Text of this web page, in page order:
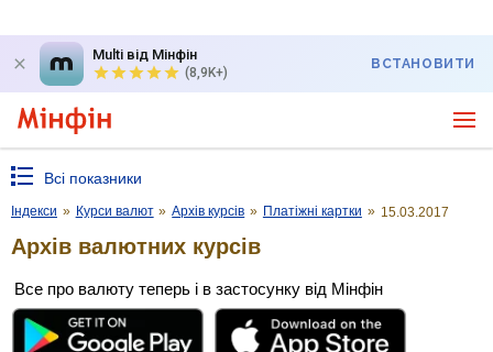
Multi від Мінфін
(8,9K+)
ВСТАНОВИТИ
Всі показники
Індекси » Курси валют » Архів курсів » Платіжні картки » 15.03.2017
Архів валютних курсів
Все про валюту теперь і в застосунку від Мінфін